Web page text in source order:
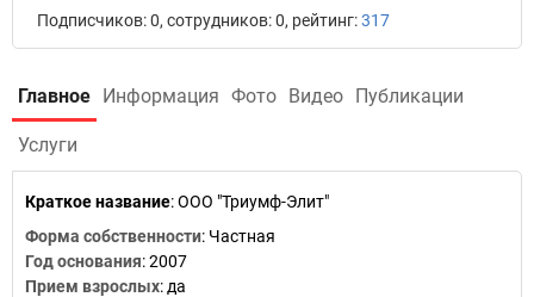
Подписчиков: 0, сотрудников: 0, рейтинг:317
Главное Информация Фото Видео Публикации
Услуги
Краткое название:ООО "Триумф-Элит"
Форма собственности: Частная
Год основания:2007
Прием взрослых: да